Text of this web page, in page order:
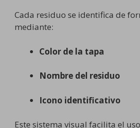
Cada residuo se identifica de
mediante:
Color de la tapa
Nombre del residuo
Icono identificativo
Este sistema visual facilita el